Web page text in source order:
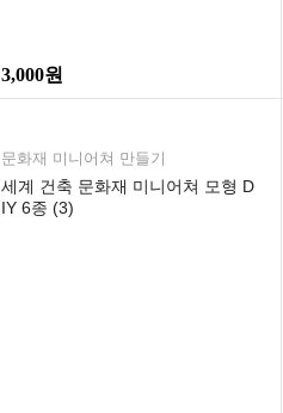
3,000원
문화재 미니어쳐 만들기
세계 건축 문화재 미니어쳐 모형 D
IY 6종 (3)